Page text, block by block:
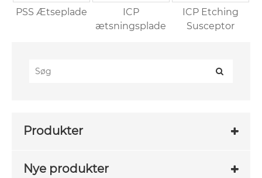
PSS Ætseplade
ICP
ætsningsplade
ICP Etching
Susceptor
Produkter
Nye produkter